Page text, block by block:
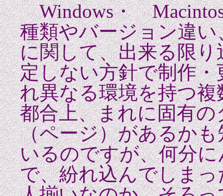
Windows・
種類やバージョン違
に関して、出来る限
定しない方針で制作
れ異なる環境を持つ
都合上、まれに固有
（ページ）があるか
いるのですが、何分
で、紛れ込んでしま